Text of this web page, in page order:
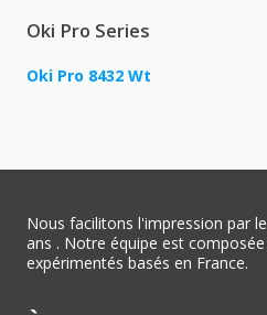
Oki Pro Series
Oki Pro 8432 Wt
Nous facilitons l'impression par
ans . Notre équipe est
expérimentés basés en France.